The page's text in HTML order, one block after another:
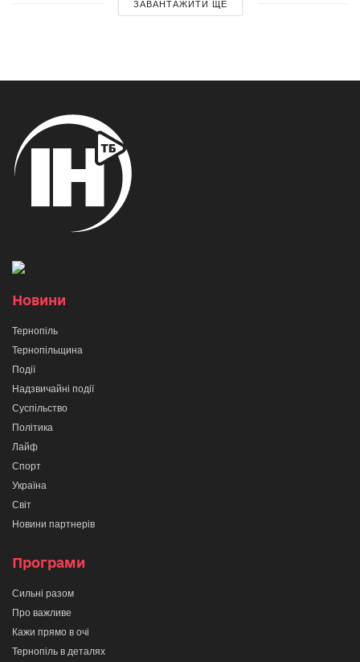
ЗАВАНТАЖИТИ ЩЕ
Новини
Тернопіль
Тернопільщина
Події
Надзвичайні події
Суспільство
Політика
Лайф
Спорт
Україна
Світ
Новини партнерів
Програми
Сильні разом
Про важливе
Кажи прямо в очі
Тернопіль в деталях